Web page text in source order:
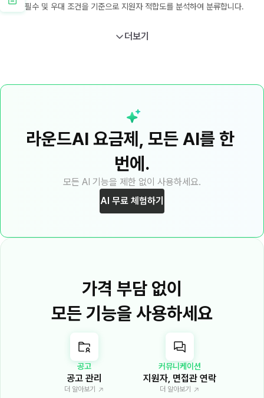
필수 및 우대 조건을 기준으로 지원자 적합도를 분석하여 분류합니다.
더보기
라운드AI 요금제, 모든 AI를 한
번에.
모든 AI 기능을 제한 없이 사용하세요.
AI 무료 체험하기
가격 부담 없이
모든 기능을 사용하세요
공고
공고 관리
더 알아보기
커뮤니케이션
지원자, 면접관 연락
더 알아보기